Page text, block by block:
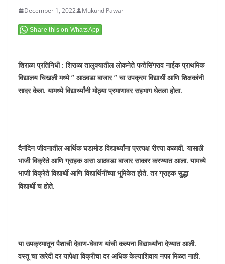
December 1, 2022 Mukund Pawar
Share this on WhatsApp
शिराळा प्रतिनिधी : शिराळा तालुक्यातील लोकनेते फत्तेसिंगराव नाईक प्राथमिक
विद्यालय चिखली मध्ये ” आठवडा बाजार ” चा उपक्रम विद्यार्थी आणि शिक्षकांनी
सादर केला. यामध्ये विद्यार्थ्यांनी मोठ्या प्रमाणावर सहभाग घेतला होता.
दैनंदिन जीवनातील आर्थिक घडामोड विद्यार्थ्यांना प्रत्यक्ष रीत्त्या कळावी, यासाठी
भाजी विक्रेते आणि ग्राहक असा आठवडा बाजार साकार करण्यात आला. यामध्ये
भाजी विक्रेते विद्यार्थी आणि विद्यार्थिनींच्या भूमिकेत होते. तर ग्राहक सुद्धा
विद्यार्थी च होते.
या उपक्रमातून पैशाची देवाण-घेवाण यांची कल्पना विद्यार्थ्यांना देण्यात आली.
वस्तू चा खरेदी दर यापेक्षा विक्रीचा दर अधिक केल्याशिवाय नफा मिळत नाही.